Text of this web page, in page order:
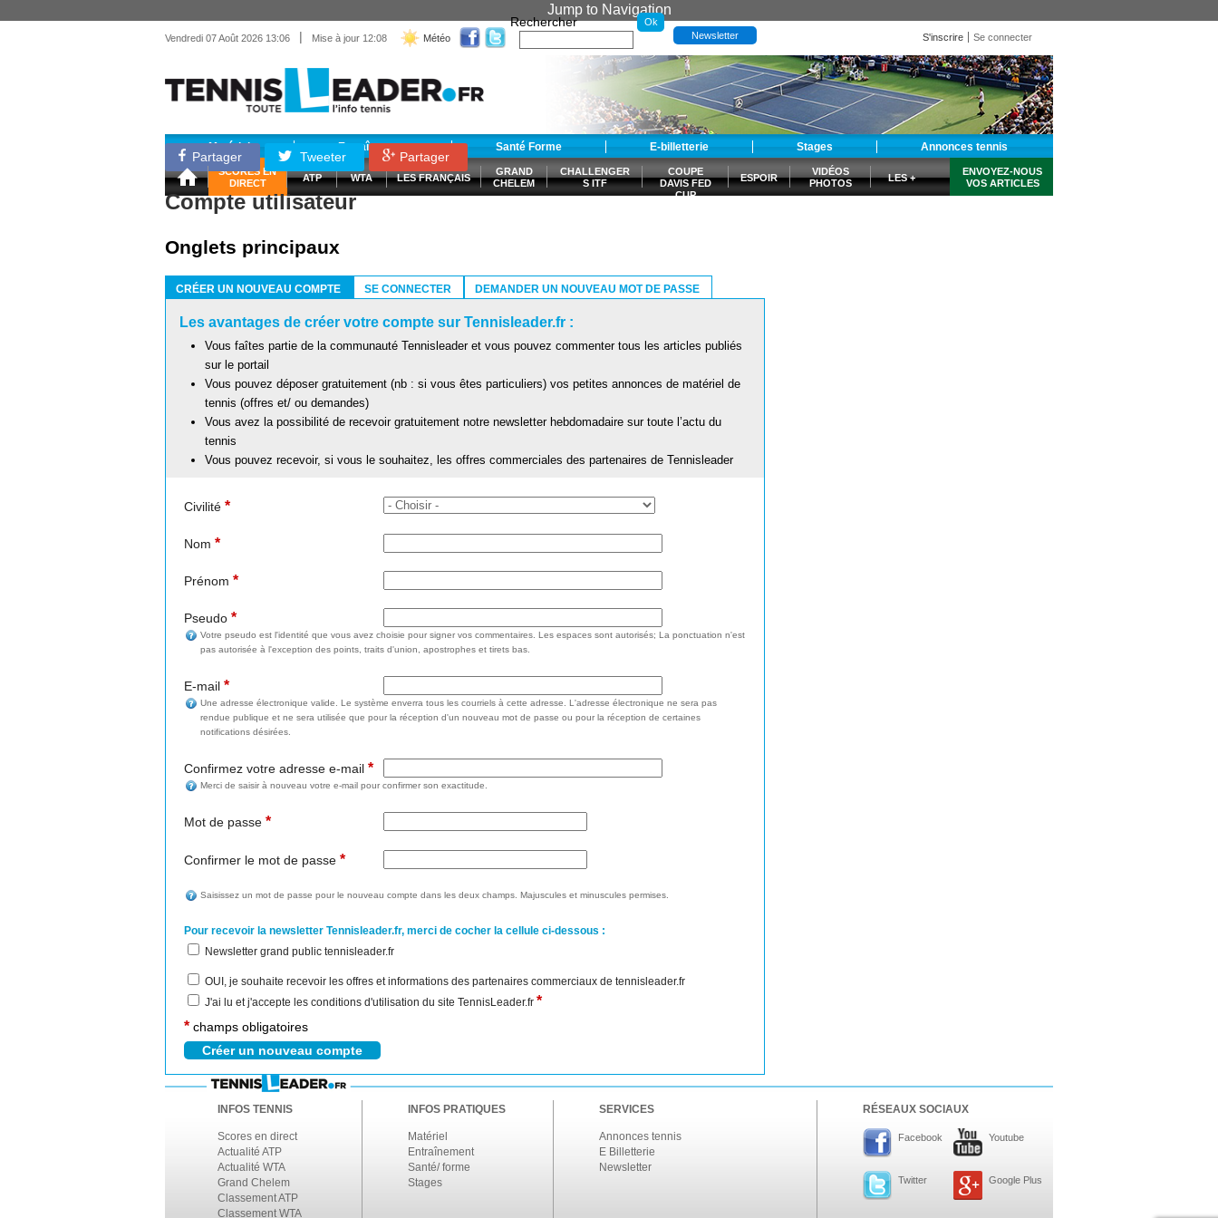
Jump to Navigation
Vendredi 07 Août 2026 13:06 | Mise à jour 12:08 Météo
Rechercher
Newsletter S'inscrire Se connecter
Matériel Entraînement Santé Forme E-billetterie Stages Annonces tennis
SCORES EN
DIRECT
ATP WTA LES FRANÇAIS
GRAND
CHELEM
CHALLENGER
S ITF
COUPE
DAVIS FED
CUP
ESPOIR
VIDÉOS
PHOTOS
LES +
ENVOYEZ-NOUS
VOS ARTICLES
Partager Tweeter Partager
Compte utilisateur
Onglets principaux
CRÉER UN NOUVEAU COMPTE
SE CONNECTER DEMANDER UN NOUVEAU MOT DE PASSE
Les avantages de créer votre compte sur Tennisleader.fr :
Vous faîtes partie de la communauté Tennisleader et vous pouvez commenter tous les articles publiés
sur le portail
Vous pouvez déposer gratuitement (nb : si vous êtes particuliers) vos petites annonces de matériel de
tennis (offres et/ ou demandes)
Vous avez la possibilité de recevoir gratuitement notre newsletter hebdomadaire sur toute l’actu du
tennis
Vous pouvez recevoir, si vous le souhaitez, les offres commerciales des partenaires de Tennisleader
Civilité *
Nom *
Prénom *
Pseudo *
Votre pseudo est l'identité que vous avez choisie pour signer vos commentaires. Les espaces sont autorisés; La ponctuation n'est
pas autorisée à l'exception des points, traits d'union, apostrophes et tirets bas.
E-mail *
Une adresse électronique valide. Le système enverra tous les courriels à cette adresse. L'adresse électronique ne sera pas
rendue publique et ne sera utilisée que pour la réception d'un nouveau mot de passe ou pour la réception de certaines
notifications désirées.
Confirmez votre adresse e-mail *
Merci de saisir à nouveau votre e-mail pour confirmer son exactitude.
Mot de passe *
Confirmer le mot de passe *
Saisissez un mot de passe pour le nouveau compte dans les deux champs. Majuscules et minuscules permises.
Pour recevoir la newsletter Tennisleader.fr, merci de cocher la cellule ci-dessous :
Newsletter grand public tennisleader.fr
OUI, je souhaite recevoir les offres et informations des partenaires commerciaux de tennisleader.fr
J'ai lu et j'accepte les conditions d'utilisation du site TennisLeader.fr *
* champs obligatoires
INFOS TENNIS
Scores en direct
Actualité ATP
Actualité WTA
Grand Chelem
Classement ATP
Classement WTA
INFOS PRATIQUES
Matériel
Entraînement
Santé/ forme
Stages
SERVICES
Annonces tennis
E Billetterie
Newsletter
RÉSEAUX SOCIAUX
Facebook Youtube
Twitter Google Plus